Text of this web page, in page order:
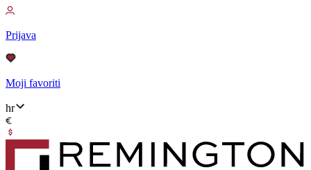
Prijava
Moji favoriti
hr